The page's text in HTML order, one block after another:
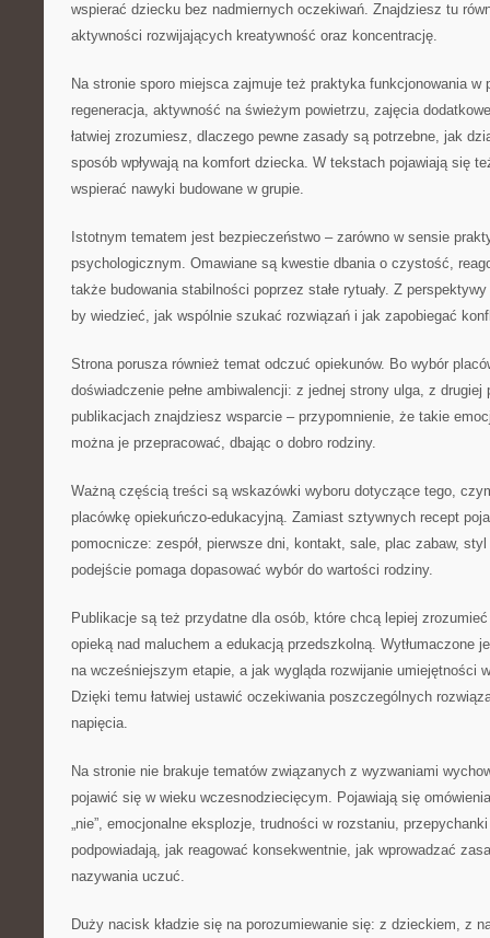
wspierać dziecku bez nadmiernych oczekiwań. Znajdziesz tu
aktywności rozwijających kreatywność oraz koncentrację.
Na stronie sporo miejsca zajmuje też praktyka funkcjonowania w
regeneracja, aktywność na świeżym powietrzu, zajęcia
łatwiej zrozumiesz, dlaczego pewne zasady są potrzebne, jak
sposób wpływają na komfort dziecka. W tekstach pojawiają się
wspierać nawyki budowane w grupie.
Istotnym tematem jest bezpieczeństwo – zarówno w sensie
psychologicznym. Omawiane są kwestie dbania o czystość,
także budowania stabilności poprzez stałe rytuały. Z
by wiedzieć, jak wspólnie szukać rozwiązań i jak zapobiegać
Strona porusza również temat odczuć opiekunów. Bo wybór
doświadczenie pełne ambiwalencji: z jednej strony ulga, z drugiej
publikacjach znajdziesz wsparcie – przypomnienie, że takie
można je przepracować, dbając o dobro rodziny.
Ważną częścią treści są wskazówki wyboru dotyczące tego,
placówkę opiekuńczo-edukacyjną. Zamiast sztywnych recept
pomocnicze: zespół, pierwsze dni, kontakt, sale, plac zabaw,
podejście pomaga dopasować wybór do wartości rodziny.
Publikacje są też przydatne dla osób, które chcą lepiej
opieką nad maluchem a edukacją przedszkolną. Wytłumaczone
na wcześniejszym etapie, a jak wygląda rozwijanie umiejętności
Dzięki temu łatwiej ustawić oczekiwania poszczególnych
napięcia.
Na stronie nie brakuje tematów związanych z wyzwaniami
pojawić się w wieku wczesnodziecięcym. Pojawiają się
„nie”, emocjonalne eksplozje, trudności w rozstaniu,
podpowiadają, jak reagować konsekwentnie, jak wprowadzać
nazywania uczuć.
Duży nacisk kładzie się na porozumiewanie się: z dzieckiem, z